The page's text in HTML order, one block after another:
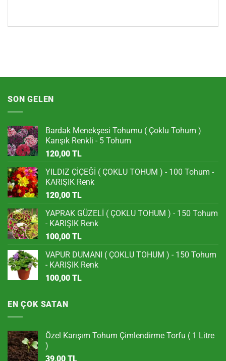
SON GELEN
Bardak Menekşesi Tohumu ( Çoklu Tohum )
Karışık Renkli - 5 Tohum
120,00 TL
YILDIZ ÇİÇEĞİ ( ÇOKLU TOHUM ) - 100 Tohum -
KARIŞIK Renk
120,00 TL
YAPRAK GÜZELİ ( ÇOKLU TOHUM ) - 150 Tohum
- KARIŞIK Renk
100,00 TL
VAPUR DUMANI ( ÇOKLU TOHUM ) - 150 Tohum
- KARIŞIK Renk
100,00 TL
EN ÇOK SATAN
Özel Karışım Tohum Çimlendirme Torfu ( 1 Litre
)
39,00 TL